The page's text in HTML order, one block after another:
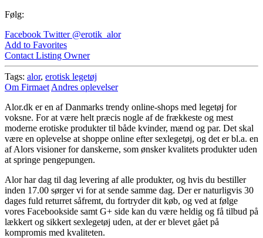
Følg:
Facebook Twitter @erotik_alor
Add to Favorites
Contact Listing Owner
Tags: alor, erotisk legetøj
Om Firmaet Andres oplevelser
Alor.dk er en af Danmarks trendy online-shops med legetøj for
voksne. For at være helt præcis nogle af de frækkeste og mest
moderne erotiske produkter til både kvinder, mænd og par. Det skal
være en oplevelse at shoppe online efter sexlegetøj, og det er bl.a. en
af Alors visioner for danskerne, som ønsker kvalitets produkter uden
at springe pengepungen.
Alor har dag til dag levering af alle produkter, og hvis du bestiller
inden 17.00 sørger vi for at sende samme dag. Der er naturligvis 30
dages fuld returret såfremt, du fortryder dit køb, og ved at følge
vores Facebookside samt G+ side kan du være heldig og få tilbud på
lækkert og sikkert sexlegetøj uden, at der er blevet gået på
kompromis med kvaliteten.